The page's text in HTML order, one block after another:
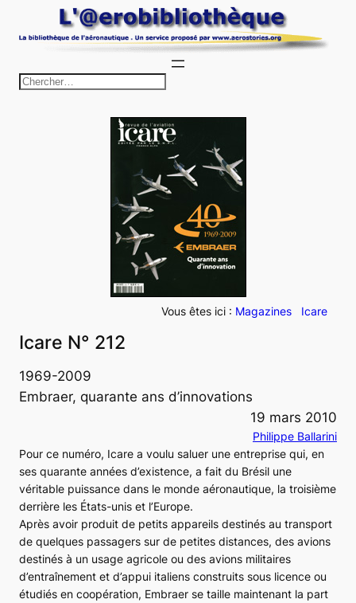
au
e
h
e
Vous êtes ici : Magazines Icare
Icare N° 212
1969-2009
Embraer, quarante ans d’innovations
19 mars 2010
Philippe Ballarini
Pour ce numéro, Icare a voulu saluer une entreprise qui, en
ses quarante années d’existence, a fait du Brésil une
véritable puissance dans le monde aéronautique, la troisième
derrière les États-unis et l’Europe.
Après avoir produit de petits appareils destinés au transport
de quelques passagers sur de petites distances, des avions
destinés à un usage agricole ou des avions militaires
d’entraînement et d’appui italiens construits sous licence ou
étudiés en coopération, Embraer se taille maintenant la part